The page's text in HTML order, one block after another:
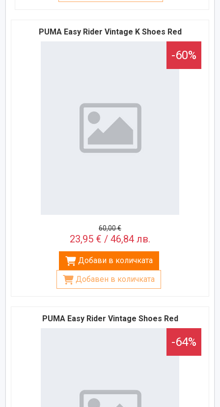
PUMA Easy Rider Vintage K Shoes Red
-60%
60,00 €
23,95 € / 46,84 лв.
Добави в количката
Добавен в количката
PUMA Easy Rider Vintage Shoes Red
-64%